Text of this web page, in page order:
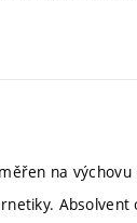
na